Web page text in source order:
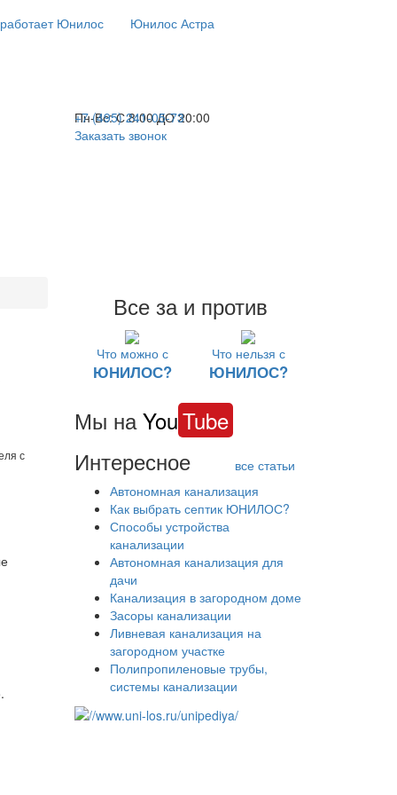
Юнилос Юнилос Астра
+7 (495) 241-05-73
Пн-Вс: С 8:00 ДО 20:00
Заказать звонок
с
Все за и против
Что можно с
ЮНИЛОС?
Что нельзя с
ЮНИЛОС?
Мы наYouTube
все статьи
Интересное
Автономная канализация
Как выбрать септик ЮНИЛОС?
Способы устройства
канализации
Автономная канализация для
дачи
Канализация в загородном доме
Засоры канализации
Ливневая канализация на
загородном участке
Полипропиленовые трубы,
системы канализации